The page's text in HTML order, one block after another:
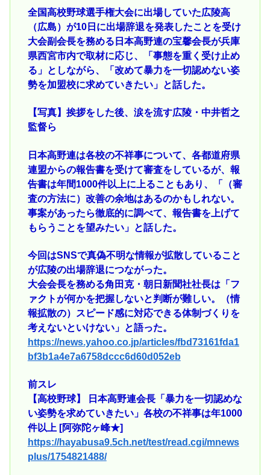
全国高校野球選手権大会に出場していた広陵高
（広島）が10日に出場辞退を発表したことを受け
大会副会長を務める日本高野連の宝馨会長が兵庫
県西宮市内で取材に応じ、「事態を重く受け止め
る」としながら、「改めて暴力を一切認めない姿
勢を加盟校に求めていきたい」と話した。
【写真】挨拶をした後、涙を流す広陵・中井哲之
監督ら
日本高野連は各校の不祥事について、各都道府県
連盟からの報告書を受けて審査をしているが、報
告書は年間1000件以上に上ることもあり、「（審
査の方法に）改善の余地はあるのかもしれない。
事案があったら徹底的に調べて、報告書を上げて
もらうことを望みたい」と話した。
今回はSNSで真偽不明な情報が拡散していること
が広陵の出場辞退につながった。
大会会長を務める角田克・朝日新聞社社長は「フ
ァクトが何かを把握しないと判断が難しい。（情
報拡散の）スピード感に対応できる体制づくりを
考えないといけない」と語った。
https://news.yahoo.co.jp/articles/fbd73161fda1
bf3b1a4e7a6758dccc6d60d052eb
前スレ
【高校野球】 日本高野連会長「暴力を一切認めな
い姿勢を求めていきたい」各校の不祥事は年1000
件以上 [阿弥陀ヶ峰★]
https://hayabusa9.5ch.net/test/read.cgi/mnews
plus/1754821488/